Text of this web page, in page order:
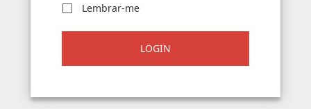
Lembrar-me
LOGIN